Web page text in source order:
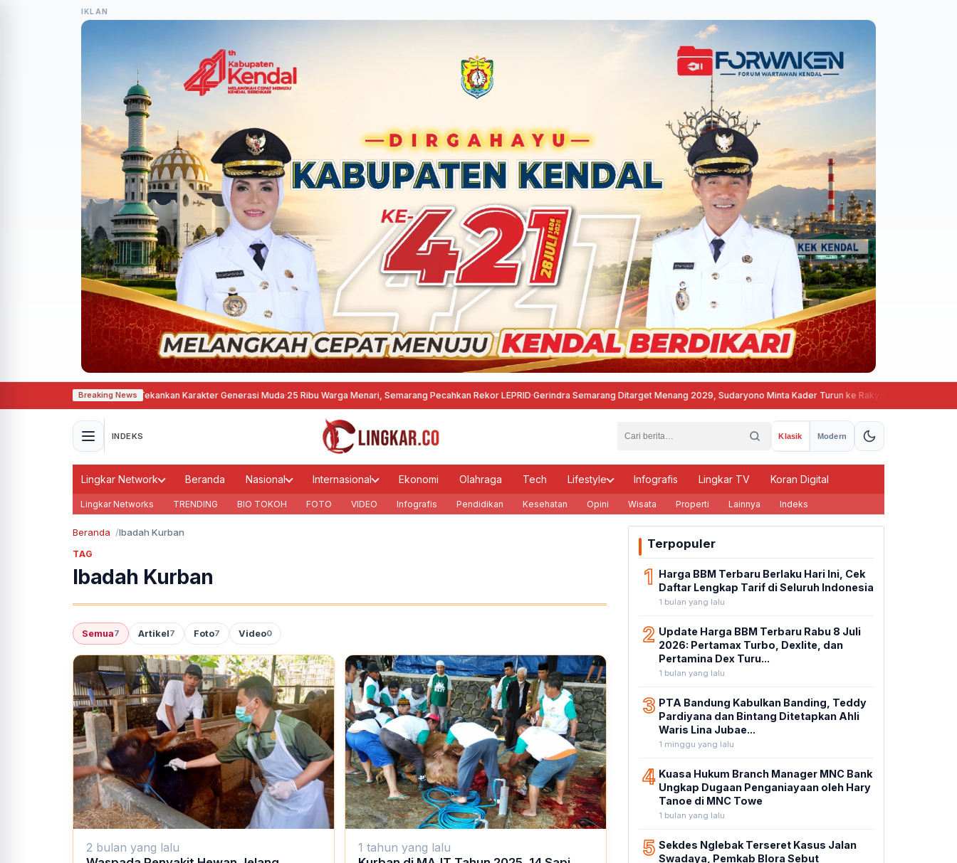
IKLAN
Breaking News
Tapak Suci, Agustina Tekankan Karakter Generasi Muda·25 Ribu Warga Menari, Semarang Pecahkan Rekor LEPRID ·Gerindra Semarang Ditarget Menang 2029, Sudaryono Minta Kader Turun ke Rakyat
INDEKS Klasik Modern
Lingkar Network Beranda Nasional Internasional Ekonomi Olahraga Tech Lifestyle Infografis Lingkar TV Koran Digital
Lingkar Networks TRENDING BIO TOKOH FOTO VIDEO Infografis Pendidikan Kesehatan Opini Wisata Properti Lainnya Indeks
Beranda Ibadah Kurban
TAG
Ibadah Kurban
Semua7 Artikel7 Foto7 Video0
2 bulan yang lalu
1 tahun yang lalu
Terpopuler
1 Harga BBM Terbaru Berlaku Hari Ini, Cek
Daftar Lengkap Tarif di Seluruh Indonesia
1 bulan yang lalu
2 Update Harga BBM Terbaru Rabu 8 Juli
2026: Pertamax Turbo, Dexlite, dan
Pertamina Dex Turu...
1 bulan yang lalu
3 PTA Bandung Kabulkan Banding, Teddy
Pardiyana dan Bintang Ditetapkan Ahli
Waris Lina Jubae...
1 minggu yang lalu
4 Kuasa Hukum Branch Manager MNC Bank
Ungkap Dugaan Penganiayaan oleh Hary
Tanoe di MNC Towe
1 bulan yang lalu
5 Sekdes Nglebak Terseret Kasus Jalan
Swadaya, Pemkab Blora Sebut